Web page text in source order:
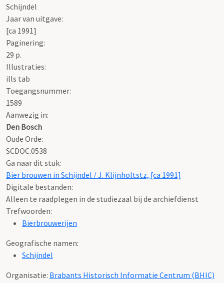
Schijndel
Jaar van uitgave:
[ca 1991]
Paginering:
29 p.
Illustraties:
ills tab
Toegangsnummer:
1589
Aanwezig in:
Den Bosch
Oude Orde:
SCDOC.0538
Ga naar dit stuk:
Bier brouwen in Schijndel / J. Klijnholtstz, [ca 1991]
Digitale bestanden:
Alleen te raadplegen in de studiezaal bij de archiefdienst
Trefwoorden:
Bierbrouwerijen
Geografische namen:
Schijndel
Organisatie: Brabants Historisch Informatie Centrum (BHIC)